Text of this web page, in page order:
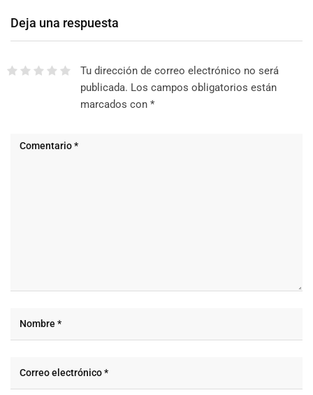
Deja una respuesta
Tu dirección de correo electrónico no será
publicada. Los campos obligatorios están
marcados con *